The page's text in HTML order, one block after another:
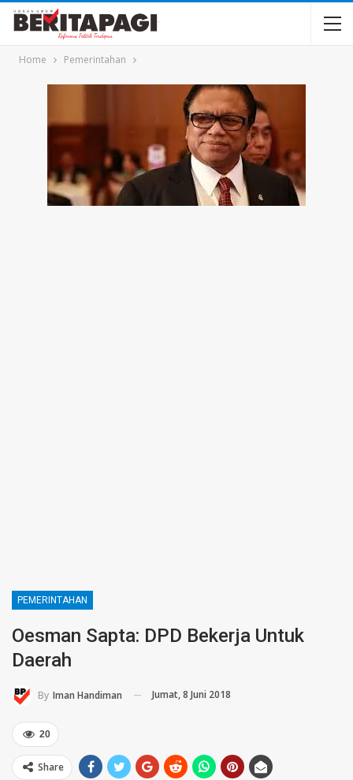
Home Pemerintahan
PEMERINTAHAN
Oesman Sapta: DPD Bekerja Untuk
Daerah
By Iman Handiman Jumat, 8 Juni 2018
20
Share